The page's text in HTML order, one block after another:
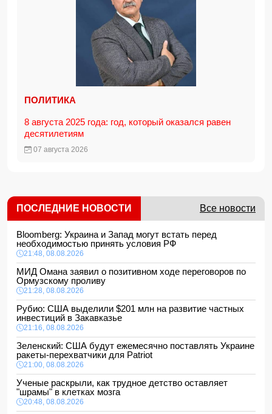
ПОЛИТИКА
8 августа 2025 года: год, который оказался равен
десятилетиям
07 августа 2026
ПОСЛЕДНИЕ НОВОСТИ Все новости
Bloomberg: Украина и Запад могут встать перед
необходимостью принять условия РФ
21:48, 08.08.2026
МИД Омана заявил о позитивном ходе переговоров по
Ормузскому проливу
21:28, 08.08.2026
Рубио: США выделили $201 млн на развитие частных
инвестиций в Закавказье
21:16, 08.08.2026
Зеленский: США будут ежемесячно поставлять Украине
ракеты-перехватчики для Patriot
21:00, 08.08.2026
Ученые раскрыли, как трудное детство оставляет
"шрамы" в клетках мозга
20:48, 08.08.2026